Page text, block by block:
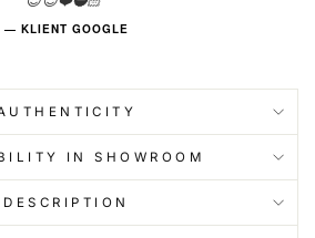
— KLIENT GOOGLE
IN SHOWROOM
DESCRIPTION